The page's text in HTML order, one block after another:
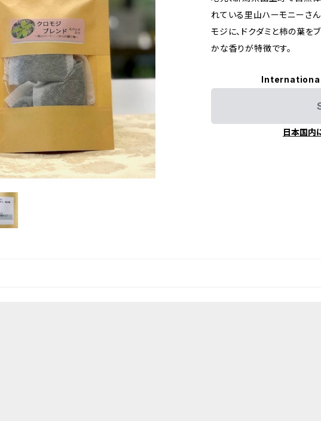
れている里山ハーモニーさ
モジに、ドクダミと柿の葉を
かな香りが特徴です。
日本国内